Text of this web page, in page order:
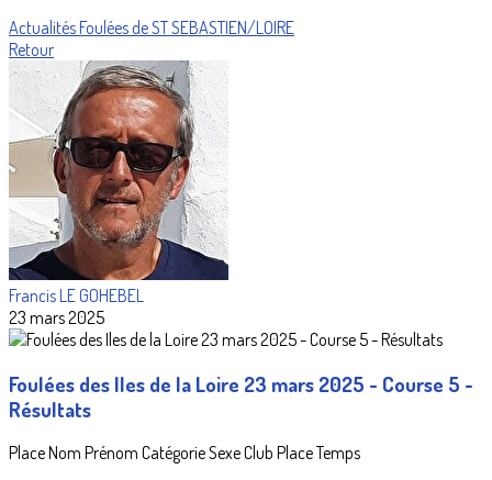
ActualitésFoulées de ST SEBASTIEN/LOIRE
Retour
Francis LE GOHEBEL
23 mars 2025
Foulées des Iles de la Loire 23 mars 2025 - Course 5 -
Résultats
Place Nom Prénom Catégorie Sexe Club Place Temps